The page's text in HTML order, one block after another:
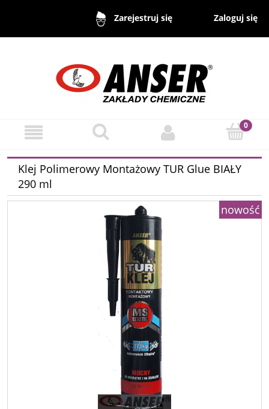
Zarejestruj się Zaloguj się
Klej Polimerowy Montażowy TUR Glue BIAŁY
290 ml
nowość